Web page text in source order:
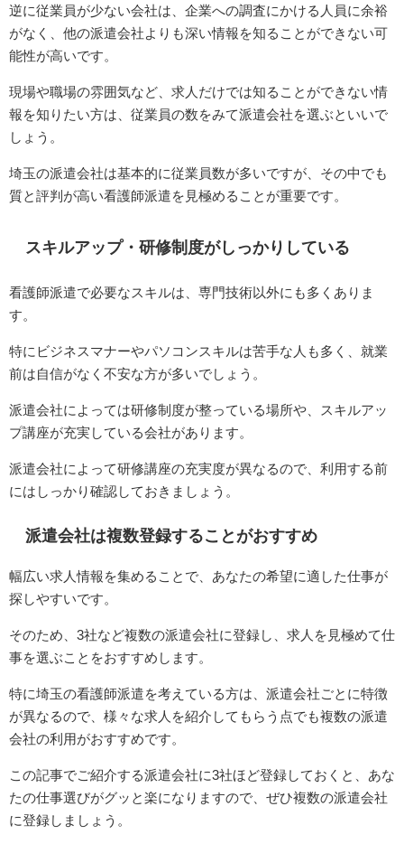
逆に従業員が少ない会社は、企業への調査にかける人員に余裕
がなく、他の派遣会社よりも深い情報を知ることができない可
能性が高いです。
現場や職場の雰囲気など、求人だけでは知ることができない情
報を知りたい方は、従業員の数をみて派遣会社を選ぶといいで
しょう。
埼玉の派遣会社は基本的に従業員数が多いですが、その中でも
質と評判が高い看護師派遣を見極めることが重要です。
スキルアップ・研修制度がしっかりしている
看護師派遣で必要なスキルは、専門技術以外にも多くありま
す。
特にビジネスマナーやパソコンスキルは苦手な人も多く、就業
前は自信がなく不安な方が多いでしょう。
派遣会社によっては研修制度が整っている場所や、スキルアッ
プ講座が充実している会社があります。
派遣会社によって研修講座の充実度が異なるので、利用する前
にはしっかり確認しておきましょう。
派遣会社は複数登録することがおすすめ
幅広い求人情報を集めることで、あなたの希望に適した仕事が
探しやすいです。
そのため、3社など複数の派遣会社に登録し、求人を見極めて仕
事を選ぶことをおすすめします。
特に埼玉の看護師派遣を考えている方は、派遣会社ごとに特徴
が異なるので、様々な求人を紹介してもらう点でも複数の派遣
会社の利用がおすすめです。
この記事でご紹介する派遣会社に3社ほど登録しておくと、あな
たの仕事選びがグッと楽になりますので、ぜひ複数の派遣会社
に登録しましょう。